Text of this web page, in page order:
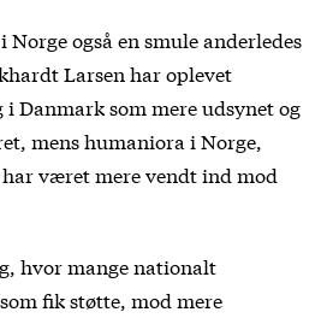
også en smule anderledes
Larsen har oplevet
Danmark som mere udsynet og
mens humaniora i Norge,
været mere vendt ind mod
hvor mange nationalt
fik støtte, mod mere